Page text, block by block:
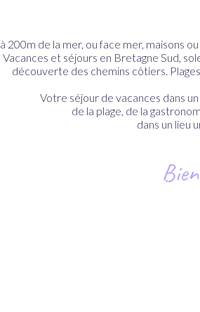
à 200m de la mer, ou face mer, maisons
Vacances et séjours en Bretagne Sud,
découverte des chemins côtiers.
Votre séjour de vacances dans
de la plage, de la
dans un lieu